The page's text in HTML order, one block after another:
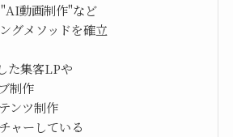
動画制作"など
グメソッドを確立
た集客LPや
制作
ンツ制作
ャーしている